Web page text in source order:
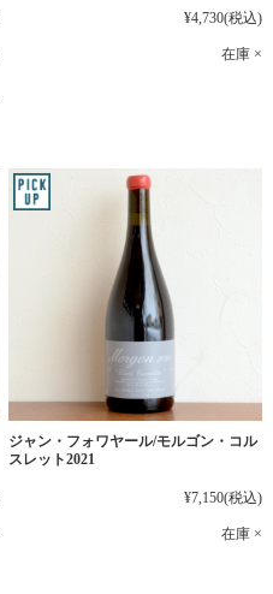
¥4,730(税込)
在庫 ×
ジャン・フォワヤール/モルゴン・コル
スレット2021
¥7,150(税込)
在庫 ×